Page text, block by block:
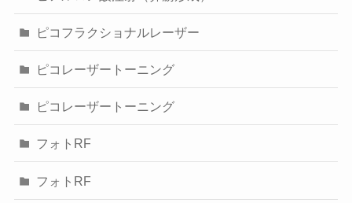
ピコフラクショナルレーザー
ピコレーザートーニング
ピコレーザートーニング
フォトRF
フォトRF